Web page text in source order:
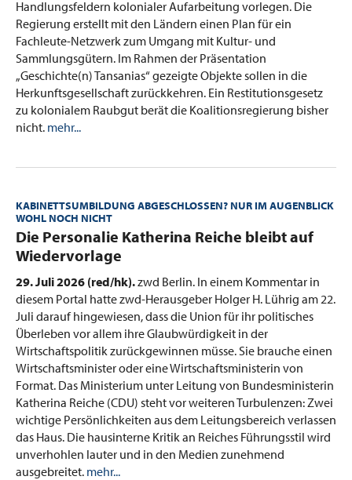
Handlungsfeldern kolonialer Aufarbeitung vorlegen. Die
Regierung erstellt mit den Ländern einen Plan für ein
Fachleute-Netzwerk zum Umgang mit Kultur- und
Sammlungsgütern. Im Rahmen der Präsentation
„Geschichte(n) Tansanias“ gezeigte Objekte sollen in die
Herkunftsgesellschaft zurückkehren. Ein Restitutionsgesetz
zu kolonialem Raubgut berät die Koalitionsregierung bisher
nicht. mehr...
KABINETTSUMBILDUNG ABGESCHLOSSEN? NUR IM AUGENBLICK
WOHL NOCH NICHT
:Die Personalie Katherina Reiche bleibt auf
Wiedervorlage
29. Juli 2026 (red/hk).zwd Berlin. In einem Kommentar in
diesem Portal hatte zwd-Herausgeber Holger H. Lührig am 22.
Juli darauf hingewiesen, dass die Union für ihr politisches
Überleben vor allem ihre Glaubwürdigkeit in der
Wirtschaftspolitik zurückgewinnen müsse. Sie brauche einen
Wirtschaftsminister oder eine Wirtschaftsministerin von
Format. Das Ministerium unter Leitung von Bundesministerin
Katherina Reiche (CDU) steht vor weiteren Turbulenzen: Zwei
wichtige Persönlichkeiten aus dem Leitungsbereich verlassen
das Haus. Die hausinterne Kritik an Reiches Führungsstil wird
unverhohlen lauter und in den Medien zunehmend
ausgebreitet. mehr...